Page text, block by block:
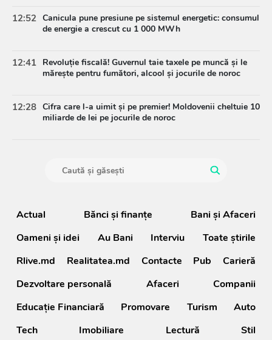
12:52 Canicula pune presiune pe sistemul energetic: consumul
de energie a crescut cu 1 000 MWh
12:41 Revoluție fiscală! Guvernul taie taxele pe muncă și le
mărește pentru fumători, alcool și jocurile de noroc
12:28 Cifra care l-a uimit și pe premier! Moldovenii cheltuie 10
miliarde de lei pe jocurile de noroc
Actual Bănci şi finanţe
Bani și Afaceri
Oameni şi idei
Au Bani Interviu
Toate știrile
Rlive.md
Realitatea.md Contacte Pub
Carieră
Dezvoltare personală
Afaceri
Companii
Educație Financiară
Promovare Turism
Auto
Tech
Imobiliare Lectură Stil